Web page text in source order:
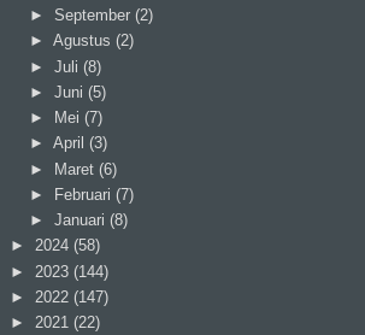
► September (2)
► Agustus (2)
► Juli (8)
► Juni (5)
►
Mei (7)
► April (3)
► Maret (6)
►
Februari (7)
► Januari (8)
► 2024 (58)
► 2023 (144)
► 2022 (147)
► 2021 (22)